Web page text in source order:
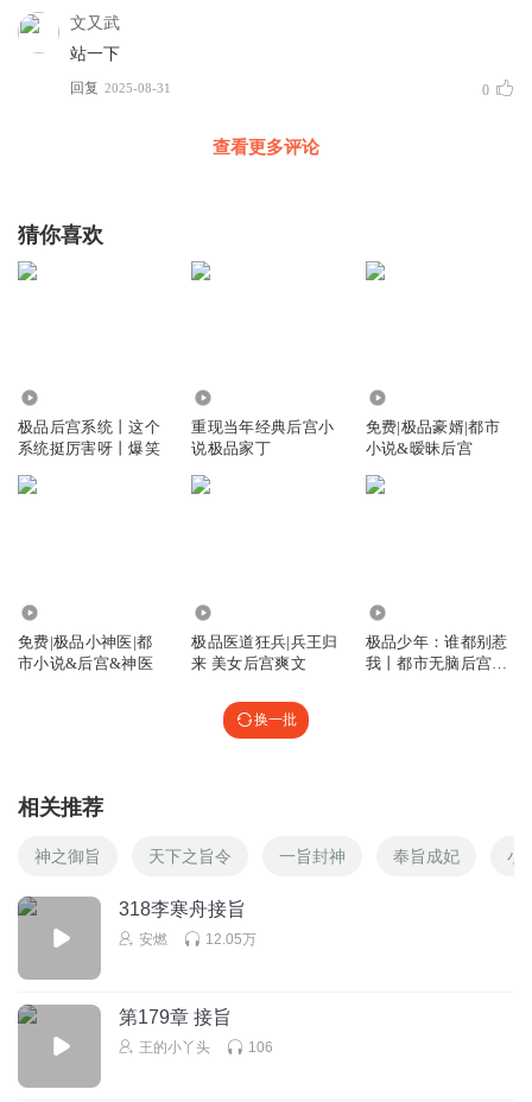
文又武
站一下
回复 2025-08-31 0
查看更多评论
猜你喜欢
极品后宫系统丨这个
系统挺厉害呀丨爆笑
重现当年经典后宫小
说极品家丁
免费|极品豪婿|都市
小说&暧昧后宫
免费|极品小神医|都
市小说&后宫&神医
极品医道狂兵|兵王归
来 美女后宫爽文
极品少年：谁都别惹
我丨都市无脑后宫爽
换一批
相关推荐
神之御旨 天下之旨令 一旨封神 奉旨成妃 小
318李寒舟接旨
安燃 12.05万
第179章 接旨
王的小丫头 106